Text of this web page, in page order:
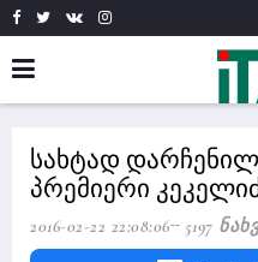
სახტად
პრემიერი
2016-02-22 22:08:06 5197